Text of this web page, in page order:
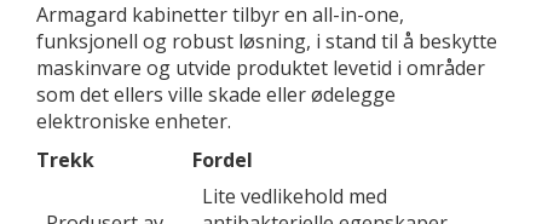
Armagard kabinetter tilbyr en all-in-one,
funksjonell og robust løsning, i stand til å beskytte
maskinvare og utvide produktet levetid i områder
som det ellers ville skade eller ødelegge
elektroniske enheter.
Trekk
Fordel
Lite vedlikehold med